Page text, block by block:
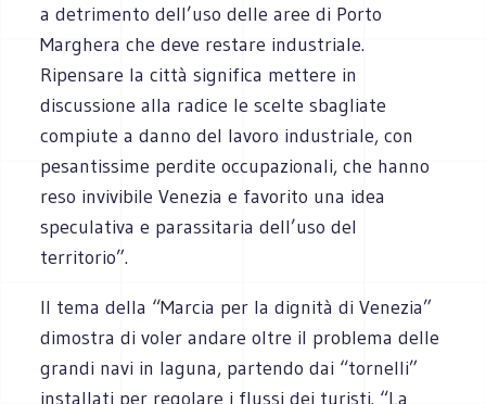
a detrimento dell’uso delle aree di Porto
Marghera che deve restare industriale.
Ripensare la città significa mettere in
discussione alla radice le scelte sbagliate
compiute a danno del lavoro industriale, con
pesantissime perdite occupazionali, che hanno
reso invivibile Venezia e favorito una idea
speculativa e parassitaria dell’uso del
territorio”.
Il tema della “Marcia per la dignità di Venezia”
dimostra di voler andare oltre il problema delle
grandi navi in laguna, partendo dai “tornelli”
installati per regolare i flussi dei turisti. “La